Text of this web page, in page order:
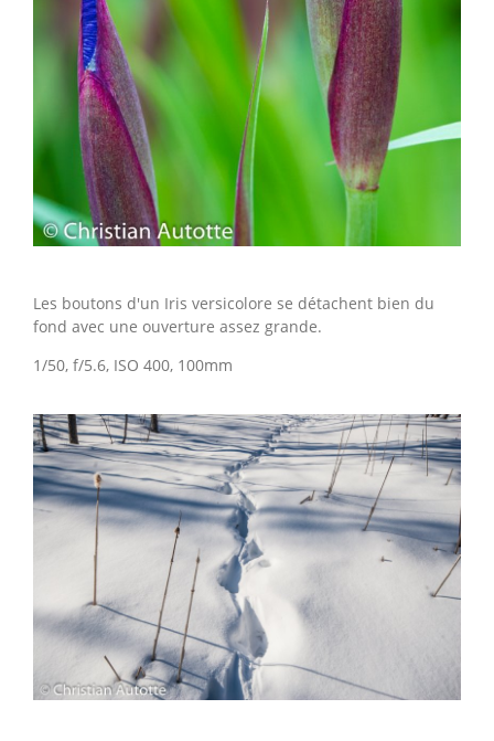
Les boutons d'un Iris versicolore se détachent bien du
fond avec une ouverture assez grande.
1/50, f/5.6, ISO 400, 100mm